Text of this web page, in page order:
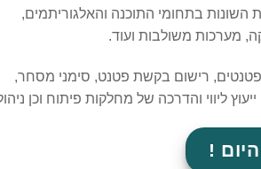
מערכות משולבות ועוד.
פטנטים, רישום בקשת פטנט, סימני מסחר,
ליווי והדרכה של מחלקות פיתוח וכן ניהול
!